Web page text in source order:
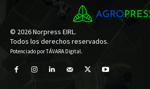
© 2026 Norpress EIRL.
Todos los derechos reservados.
Potenciado porTÁVARA Digital.